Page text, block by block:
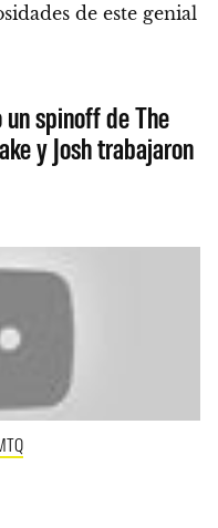
de este genial
spinoff de The
y Josh trabajaron